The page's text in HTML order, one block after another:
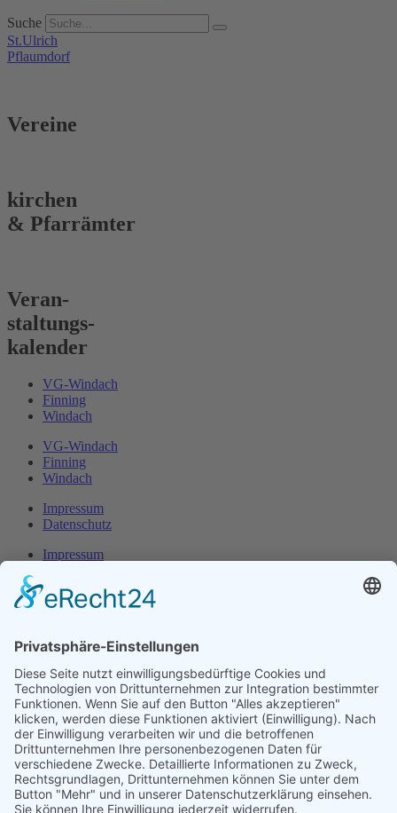
Suche
St.Ulrich
Pflaumdorf
Vereine
kirchen
& Pfarrämter
Veran-
staltungs-
kalender
VG-Windach
Finning
Windach
VG-Windach
Finning
Windach
Impressum
Datenschutz
Impressum
Erster Bürgermeister Eresing
86922 Eresing
Telefon:+49(0)8193 - 5456
Email:klotz@vg-windach.de
Sprechzeiten Bürgermeister
Montag und Mittwoch17:00 Uhr - 18:30 Uhr
Freitag15:00 Uhr - 16:30 Uhr